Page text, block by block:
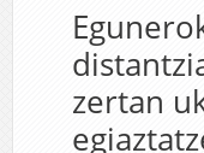
zertan